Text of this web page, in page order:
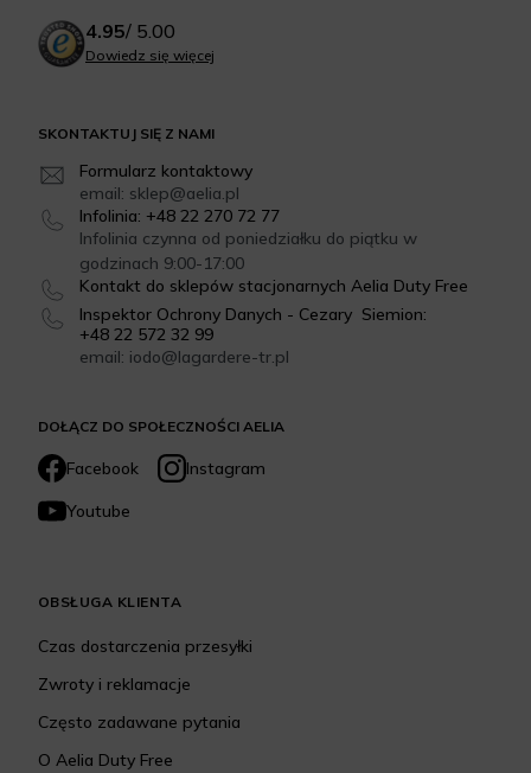
DOŁĄCZ DO SPOŁECZNOŚCI AELIA
Facebook
Instagram
Youtube
SKONTAKTUJ SIĘ Z NAMI
Formularz kontaktowy
email: sklep@aelia.pl
Infolinia: +48 22 270 72 77
Infolinia czynna od poniedziałku do piątku w
godzinach 9:00-17:00
Kontakt do sklepów stacjonarnych Aelia Duty Free
Inspektor Ochrony Danych - Cezary Siemion:
+48 22 572 32 99
email: iodo@lagardere-tr.pl
OBSŁUGA KLIENTA
Czas dostarczenia przesyłki
Zwroty i reklamacje
Często zadawane pytania
O Aelia Duty Free
4.95/ 5.00
Dowiedz się więcej